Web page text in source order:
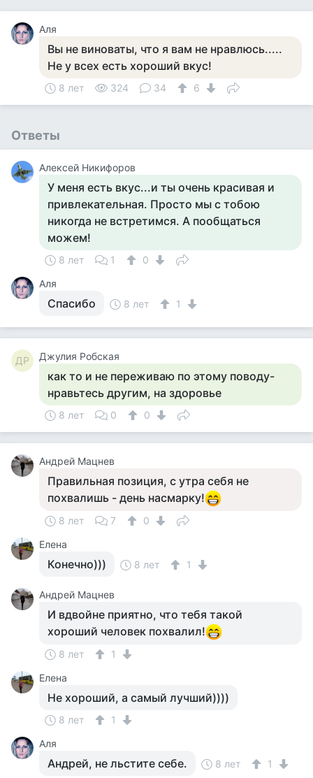
Аля
Вы не виноваты, что я вам не нравлюсь.....
Не у всех есть хороший вкус!
8 лет 324 34 6
Ответы
Алексей Никифоров
У меня есть вкус...и ты очень красивая и
привлекательная. Просто мы с тобою
никогда не встретимся. А пообщаться
можем!
8 лет 1
0
Аля
Спасибо 8 лет 1
ДР Джулия Робская
как то и не переживаю по этому поводу-
нравьтесь другим, на здоровье
8 лет 0 0
Андрей Мацнев
Правильная позиция, с утра себя не
похвалишь - день насмарку!
8 лет 7
0
Елена
Конечно))) 8 лет 1
Андрей Мацнев
И вдвойне приятно, что тебя такой
хороший человек похвалил!
8 лет
1
Елена
Не хороший, а самый лучший))))
8 лет
1
Аля
Андрей, не льстите себе. 8 лет 1